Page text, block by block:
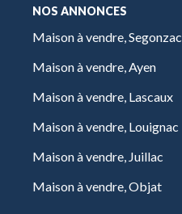
NOS ANNONCES
Maison à vendre, Segonzac
Maison à vendre, Ayen
Maison à vendre, Lascaux
Maison à vendre, Louignac
Maison à vendre, Juillac
Maison à vendre, Objat